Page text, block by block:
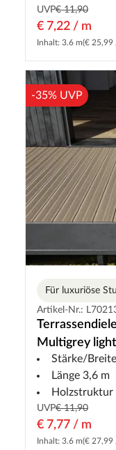
UVP€ 11,90
€ 7,22 / m
Inhalt: 3.6 m(€ 25,99
-35% UVP
Für luxuriöse
Artikel-Nr.:
Multigrey
Stärke/
Länge 3,6 m
UVP€ 11,90
€ 7,77 / m
Inhalt: 3.6 m(€ 27,99